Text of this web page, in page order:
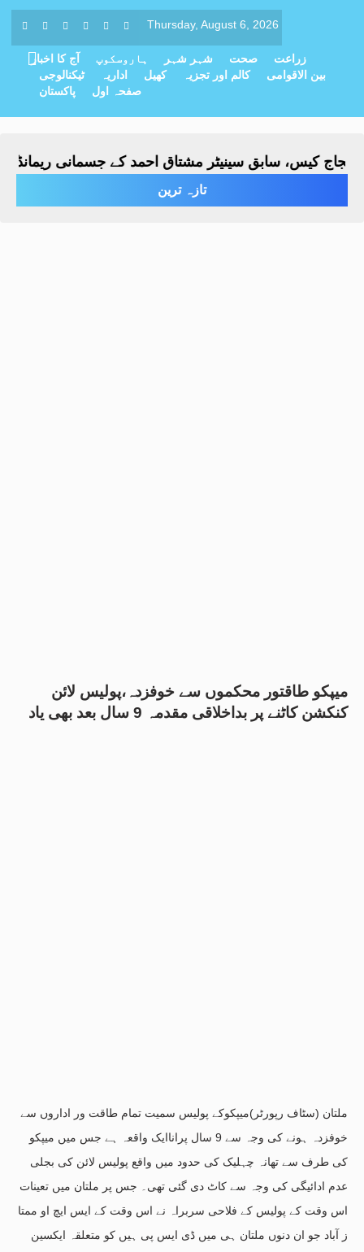
Thursday, August 6, 2026
آج کا اخبار ہاروسکوپ شہر شہر صحت
زراعت
ٹیکنالوجی
اداریہ کھیل کالم اور تجزیہ
بین الاقوامی
پاکستان
صفحہ اول
کیس، سابق سینیٹر مشتاق احمد کے جسمانی ریمانڈ میں 4 روز کی توسیع
تازہ ترین
میپکو طاقتور محکموں سے خوفزدہ،پولیس لائن
کنکشن کاٹنے پر بداخلاقی مقدمہ 9 سال بعد بھی یاد
ملتان (سٹاف رپورٹر)میپکوکے پولیس سمیت تمام طاقت ور اداروں سے
خوفزدہ ہونے کی وجہ سے 9 سال پراناایک واقعہ ہے جس میں میپکو
کی طرف سے تھانہ چہلیک کی حدود میں واقع پولیس لائن کی بجلی
عدم ادائیگی کی وجہ سے کاٹ دی گئی تھی۔ جس پر ملتان میں تعینات
اس وقت کے پولیس کے فلاحی سربراہ نے اس وقت کے ایس ایچ او ممتا
ز آباد جو ان دنوں ملتان ہی میں ڈی ایس پی ہیں کو متعلقہ ایکسین